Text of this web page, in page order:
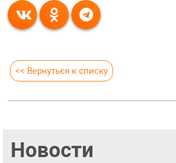
<< Вернуться к списку
Новости